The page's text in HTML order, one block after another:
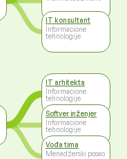
IT konsultant
Informacione
tehnologije
IT arhitekta
Informacione
tehnologije
Softver inženjer
Informacione
tehnologije
Vođa tima
Menadžerski posao